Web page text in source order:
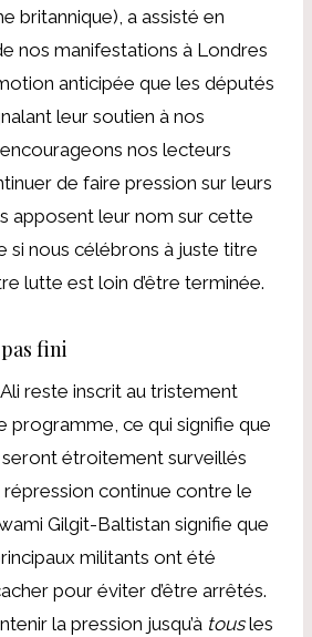
britannique), a assisté en
nos manifestations à Londres
anticipée que les députés
leur soutien à nos
nos lecteurs
de faire pression sur leurs
apposent leur nom sur cette
si nous célébrons à juste titre
lutte est loin d’être terminée.
fini
Ali reste inscrit au tristement
programme, ce qui signifie que
étroitement surveillés
répression continue contre le
Gilgit-Baltistan signifie que
militants ont été
pour éviter d’être arrêtés.
la pression jusqu’à tousles